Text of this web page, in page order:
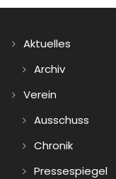
Aktuelles
Archiv
Verein
Ausschuss
Chronik
Pressespiegel